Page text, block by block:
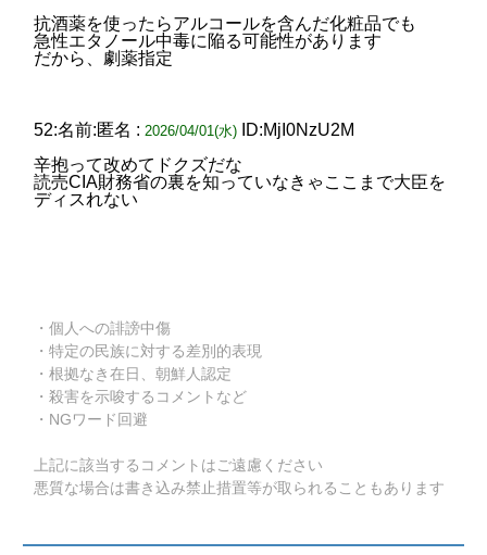
抗酒薬を使ったらアルコールを含んだ化粧品でも
急性エタノール中毒に陥る可能性があります
だから、劇薬指定
52:名前:匿名 : 2026/04/01(水)
ID:MjI0NzU2M
辛抱って改めてドクズだな
読売CIA財務省の裏を知っていなきゃここまで大臣を
ディスれない
・個人への誹謗中傷
・特定の民族に対する差別的表現
・根拠なき在日、朝鮮人認定
・殺害を示唆するコメントなど
・NGワード回避
上記に該当するコメントはご遠慮ください
悪質な場合は書き込み禁止措置等が取られることもあります